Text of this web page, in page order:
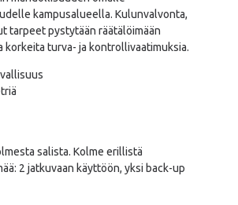
kampusalueella. Kulunvalvonta,
tarpeet pystytään räätälöimään
korkeita turva- ja kontrollivaatimuksia.
salista. Kolme erillistä
2 jatkuvaan käyttöön, yksi back-up